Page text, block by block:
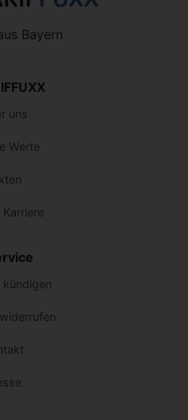
Bayern
uns
Werte
kündigen